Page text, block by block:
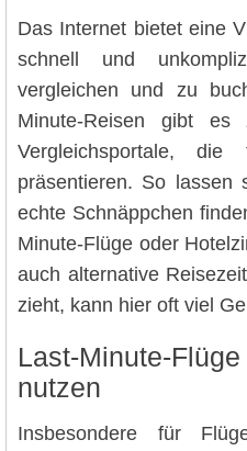
Das Internet bietet eine
schnell und
vergleichen und zu
Minute-Reisen gibt es
Vergleichsportale,
präsentieren. So lassen
echte Schnäppchen
Minute-Flüge oder
auch alternative
zieht, kann hier oft viel
Last-Minute-
nutzen
Insbesondere für